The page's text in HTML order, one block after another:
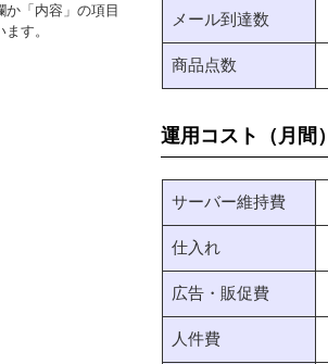
「内容」の項目
す。
メール到達数
商品点数
運用コスト（月間）
サーバー維持費
仕入れ
広告・販促費
人件費